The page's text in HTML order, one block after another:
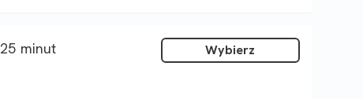
25 minut Wybierz